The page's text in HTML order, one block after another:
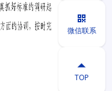

微信联系

TOP